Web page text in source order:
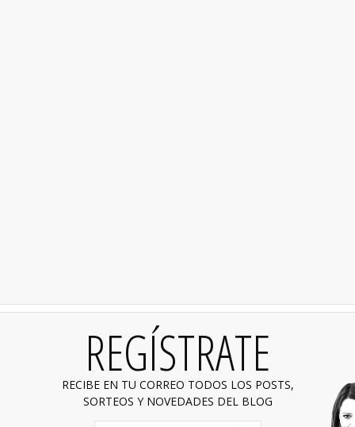
REGÍSTRATE
RECIBE EN TU CORREO TODOS LOS POSTS,
SORTEOS Y NOVEDADES DEL BLOG